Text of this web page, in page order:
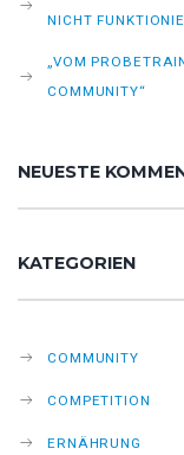
NICHT
„VOM
COMMUNITY“
NEUESTE
KATEGORIEN
COMMUNITY
COMPETITION
ERNÄHRUNG